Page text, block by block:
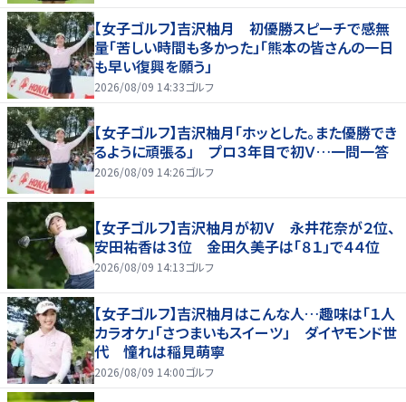
【女子ゴルフ】吉沢柚月 初優勝スピーチで感無
量「苦しい時間も多かった」「熊本の皆さんの一日
も早い復興を願う」
2026/08/09 14:33ゴルフ
【女子ゴルフ】吉沢柚月「ホッとした。また優勝でき
るように頑張る」 プロ３年目で初Ｖ…一問一答
2026/08/09 14:26ゴルフ
【女子ゴルフ】吉沢柚月が初Ｖ 永井花奈が２位、
安田祐香は３位 金田久美子は「８１」で４４位
2026/08/09 14:13ゴルフ
【女子ゴルフ】吉沢柚月はこんな人…趣味は「１人
カラオケ」「さつまいもスイーツ」 ダイヤモンド世
代 憧れは稲見萌寧
2026/08/09 14:00ゴルフ